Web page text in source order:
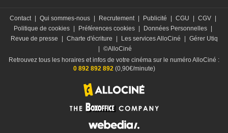
Contact Qui sommes-nous Recrutement Publicité CGU CGV
Politique de cookies
Préférences cookies Données Personnelles
Revue de presse
Charte d'écriture Les services AlloCiné
Gérer Utiq
©AlloCiné
Retrouvez tous les horaires et infos de votre cinéma sur le numéro AlloCiné :
0 892 892 892(0,90€/minute)